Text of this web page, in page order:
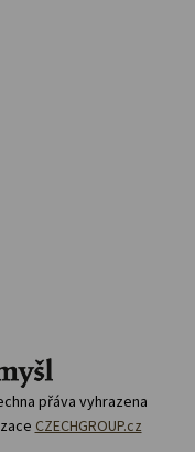
přáva vyhrazena
CZECHGROUP.cz